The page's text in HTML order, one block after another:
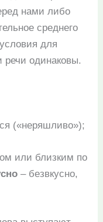
нами либо
среднего
для
одинаковы.
(«неряшливо»);
или близким по
– безвкусно,